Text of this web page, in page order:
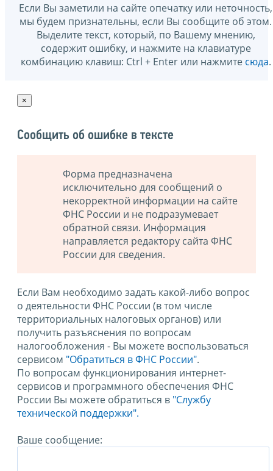
Если Вы заметили на сайте опечатку или неточность,
мы будем признательны, если Вы сообщите об этом.
Выделите текст, который, по Вашему мнению,
содержит ошибку, и нажмите на клавиатуре
комбинацию клавиш: Ctrl + Enter или нажмите сюда.
×
Сообщить об ошибке в тексте
Форма предназначена
исключительно для сообщений о
некорректной информации на сайте
ФНС России и не подразумевает
обратной связи. Информация
направляется редактору сайта ФНС
России для сведения.
Если Вам необходимо задать какой-либо вопрос
о деятельности ФНС России (в том числе
территориальных налоговых органов) или
получить разъяснения по вопросам
налогообложения - Вы можете воспользоваться
сервисом "Обратиться в ФНС России".
По вопросам функционирования интернет-
сервисов и программного обеспечения ФНС
России Вы можете обратиться в "Службу
технической поддержки".
Ваше сообщение: